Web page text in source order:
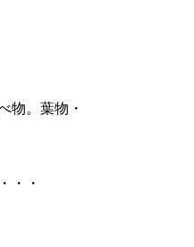
物。葉物・
・・